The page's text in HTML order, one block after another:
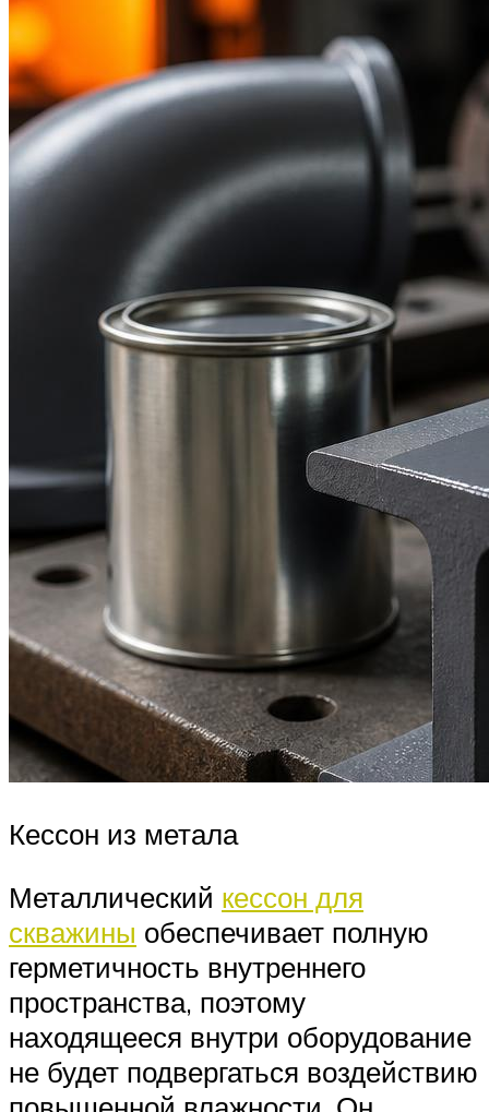
Кессон из метала
Металлический кессон для
скважины обеспечивает полную
герметичность внутреннего
пространства, поэтому
находящееся внутри оборудование
не будет подвергаться воздействию